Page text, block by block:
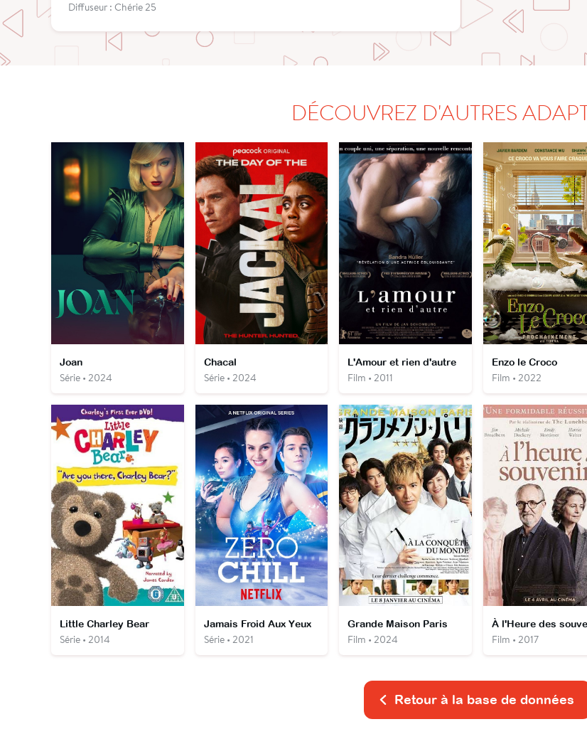
Diffuseur : Chérie 25
DÉCOUVREZ D'AUTRES
Joan
Série • 2024
Chacal
Série • 2024
L'Amour et rien d'autre
Film • 2011
Enzo le Croco
Film • 2022
Little Charley Bear
Série • 2014
Jamais Froid Aux Yeux
Série • 2021
Grande Maison Paris
Film • 2024
À l'Heure des
Film • 2017
Retour à la base de données